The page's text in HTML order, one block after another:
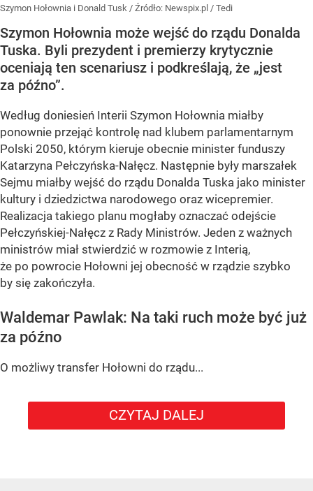
Szymon Hołownia i Donald Tusk / Źródło: Newspix.pl / Tedi
Szymon Hołownia może wejść do rządu Donalda
Tuska. Byli prezydent i premierzy krytycznie
oceniają ten scenariusz i podkreślają, że „jest
za późno”.
Według doniesień Interii Szymon Hołownia miałby
ponownie przejąć kontrolę nad klubem parlamentarnym
Polski 2050, którym kieruje obecnie minister funduszy
Katarzyna Pełczyńska-Nałęcz. Następnie były marszałek
Sejmu miałby wejść do rządu Donalda Tuska jako minister
kultury i dziedzictwa narodowego oraz wicepremier.
Realizacja takiego planu mogłaby oznaczać odejście
Pełczyńskiej-Nałęcz z Rady Ministrów. Jeden z ważnych
ministrów miał stwierdzić w rozmowie z Interią,
że po powrocie Hołowni jej obecność w rządzie szybko
by się zakończyła.
Waldemar Pawlak: Na taki ruch może być już
za późno
O możliwy transfer Hołowni do rządu...
CZYTAJ DALEJ